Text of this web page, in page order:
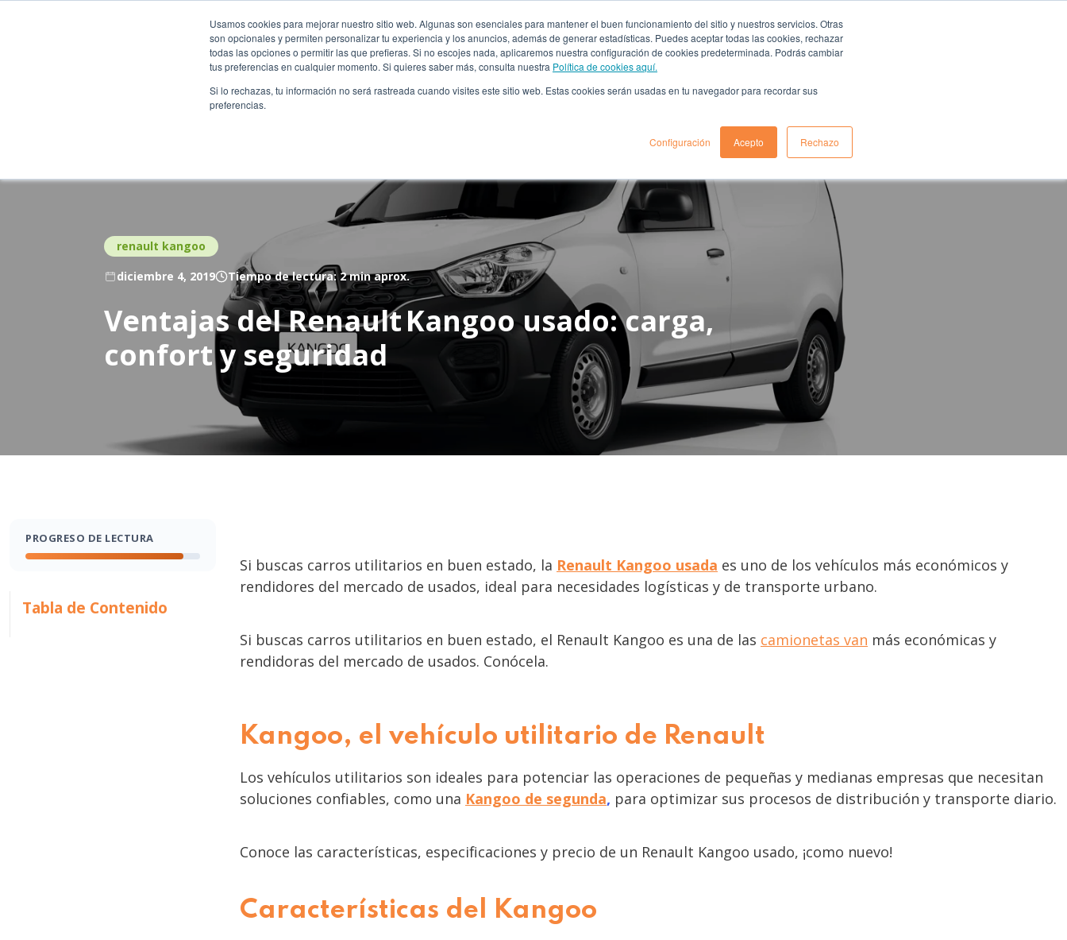
Usamos cookies para mejorar nuestro sitio web. Algunas son esenciales para mantener el buen funcionamiento del sitio y nuestros servicios. Otras
son opcionales y permiten personalizar tu experiencia y los anuncios, además de generar estadísticas. Puedes aceptar todas las cookies, rechazar
todas las opciones o permitir las que prefieras. Si no escojes nada, aplicaremos nuestra configuración de cookies predeterminada. Podrás cambiar
tus preferencias en cualquier momento. Si quieres saber más, consulta nuestra Política de cookies aquí.
Si lo rechazas, tu información no será rastreada cuando visites este sitio web. Estas cookies serán usadas en tu navegador para recordar sus
preferencias.
Configuración Acepto Rechazo
Usados Renting ColombiaRenting ColombiaLocaliza
Catálogo Quiénes Somos Financiación Seguros Sedes
renault kangoo
diciembre 4, 2019
Tiempo de lectura: 2 min aprox.
Ventajas del Renault Kangoo usado: carga,
confort y seguridad
PROGRESO DE LECTURA
Tabla de Contenido
Si buscas carros utilitarios en buen estado, la Renault Kangoo usada es uno de los vehículos más económicos y
rendidores del mercado de usados, ideal para necesidades logísticas y de transporte urbano.
Si buscas carros utilitarios en buen estado, el Renault Kangoo es una de las camionetas van más económicas y
rendidoras del mercado de usados. Conócela.
Kangoo, el vehículo utilitario de Renault
Los vehículos utilitarios son ideales para potenciar las operaciones de pequeñas y medianas empresas que necesitan
soluciones confiables, como una Kangoo de segunda, para optimizar sus procesos de distribución y transporte diario.
Conoce las características, especificaciones y precio de un Renault Kangoo usado, ¡como nuevo!
Características del Kangoo